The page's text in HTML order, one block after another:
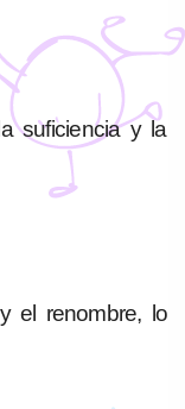
suficiencia y la
el renombre, lo